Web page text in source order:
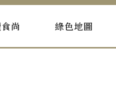
尚 綠色地圖